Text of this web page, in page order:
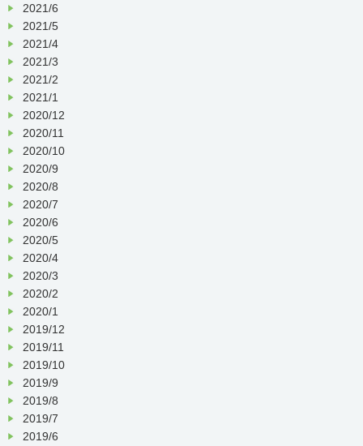
2021/6
2021/5
2021/4
2021/3
2021/2
2021/1
2020/12
2020/11
2020/10
2020/9
2020/8
2020/7
2020/6
2020/5
2020/4
2020/3
2020/2
2020/1
2019/12
2019/11
2019/10
2019/9
2019/8
2019/7
2019/6